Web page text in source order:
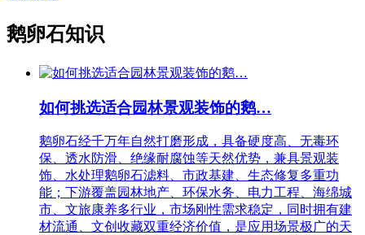
鹅卵石知识
如何挑选适合园林景观装饰的鹅…
鹅卵石经千万年自然打磨形成，具备硬度高、无毒环
保、透水防滑、绝缘耐腐蚀等天然优势，兼具景观装
饰、水处理鹅卵石滤料、市政基建、生态修复多重功
能；下游覆盖园林地产、环保水务、电力工程、海绵城
市、文旅康养多行业，市场刚性需求稳定，同时拥有建
材流通、文创收藏双重经济价值，是应用场景极广的天